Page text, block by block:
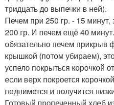
тридцать до выпечки в ней).
Печем при 250 гр. - 15
200 гр. И печем ещё 40
обязательно печем
крышкой (потом убираем),
успело покрыться корочкой
если верх покроется
поднимется и получится